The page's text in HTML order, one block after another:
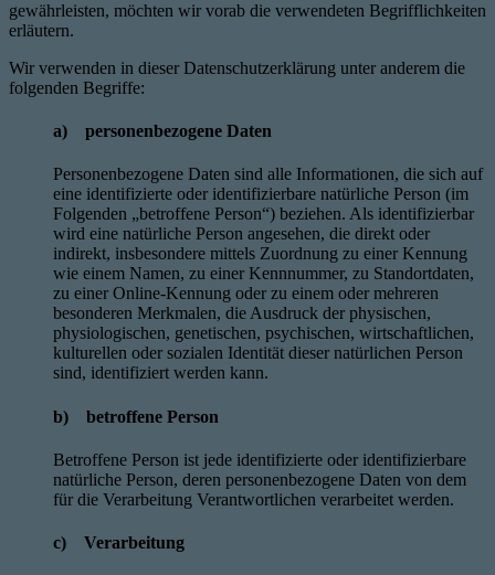
gewährleisten, möchten wir vorab die verwendeten Begrifflichkeiten
erläutern.
Wir verwenden in dieser Datenschutzerklärung unter anderem die
folgenden Begriffe:
a) personenbezogene Daten
Personenbezogene Daten sind alle Informationen, die sich auf
eine identifizierte oder identifizierbare natürliche Person (im
Folgenden „betroffene Person“) beziehen. Als identifizierbar
wird eine natürliche Person angesehen, die direkt oder
indirekt, insbesondere mittels Zuordnung zu einer Kennung
wie einem Namen, zu einer Kennnummer, zu Standortdaten,
zu einer Online-Kennung oder zu einem oder mehreren
besonderen Merkmalen, die Ausdruck der physischen,
physiologischen, genetischen, psychischen, wirtschaftlichen,
kulturellen oder sozialen Identität dieser natürlichen Person
sind, identifiziert werden kann.
b) betroffene Person
Betroffene Person ist jede identifizierte oder identifizierbare
natürliche Person, deren personenbezogene Daten von dem
für die Verarbeitung Verantwortlichen verarbeitet werden.
c) Verarbeitung